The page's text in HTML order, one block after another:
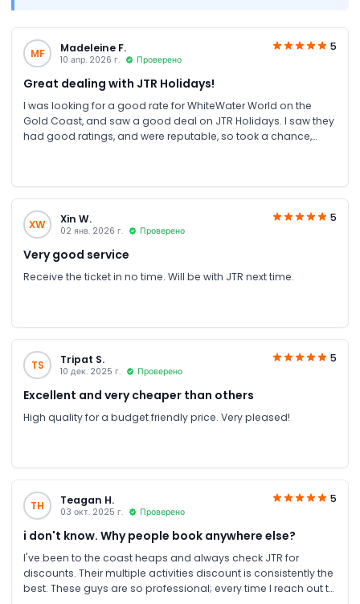
MF Madeleine F.
10 апр. 2026 г. Проверено
5
Great dealing with JTR Holidays!
I was looking for a good rate for WhiteWater World on the
Gold Coast, and saw a good deal on JTR Holidays. I saw they
had good ratings, and were reputable, so took a chance,
offer! The day at WhiteWater World was fantastic - the kids are
still talking about it!
XW
Xin W.
02 янв. 2026 г. Проверено
5
Very good service
Receive the ticket in no time. Will be with JTR next time.
TS Tripat S.
10 дек. 2025 г. Проверено
5
Excellent and very cheaper than others
High quality for a budget friendly price. Very pleased!
TH Teagan H.
03 окт. 2025 г. Проверено
5
i don't know. Why people book anywhere else?
I've been to the coast heaps and always check JTR for
discounts. Their multiple activities discount is consistently the
best. These guys are so professional; every time I reach out to